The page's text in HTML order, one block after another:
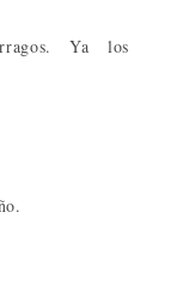
Ya los